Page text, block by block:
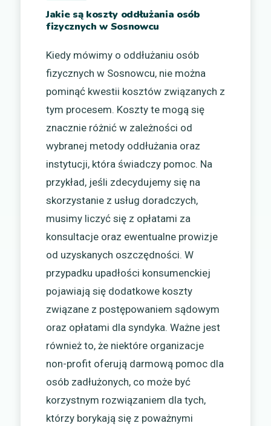
Jakie są koszty oddłużania osób
fizycznych w Sosnowcu
Kiedy mówimy o oddłużaniu osób
fizycznych w Sosnowcu, nie można
pominąć kwestii kosztów związanych z
tym procesem. Koszty te mogą się
znacznie różnić w zależności od
wybranej metody oddłużania oraz
instytucji, która świadczy pomoc. Na
przykład, jeśli zdecydujemy się na
skorzystanie z usług doradczych,
musimy liczyć się z opłatami za
konsultacje oraz ewentualne prowizje
od uzyskanych oszczędności. W
przypadku upadłości konsumenckiej
pojawiają się dodatkowe koszty
związane z postępowaniem sądowym
oraz opłatami dla syndyka. Ważne jest
również to, że niektóre organizacje
non-profit oferują darmową pomoc dla
osób zadłużonych, co może być
korzystnym rozwiązaniem dla tych,
którzy borykają się z poważnymi